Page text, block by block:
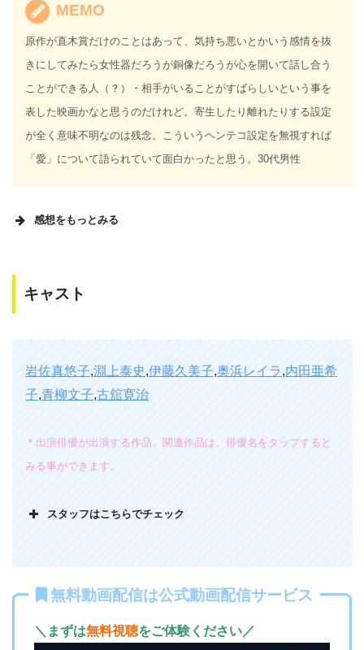
MEMO
原作が直木賞だけのことはあって、気持ち悪いとかいう感情を抜
きにしてみたら女性器だろうが銅像だろうが心を開いて話し合う
ことができる人（？）・相手がいることがすばらしいという事を
表した映画かなと思うのだけれど。寄生したり離れたりする設定
が全く意味不明なのは残念。こういうヘンテコ設定を無視すれば
「愛」について語られていて面白かったと思う。30代男性
感想をもっとみる
「誰にも使ってもらえないお○○こなんて無駄」というセリフ
ストーリー全体として“ホワッ”っとした感じ。そして表面上は
くだらないんだけれど人生とか愛とかに対しての深い考えも
女が物理的な身体の交わりを起点として、身体に出現した人
持ったことが切ない。グリム童話の「カエルの王子様」を彷
キャスト
岩佐真悠子,淵上泰史,伊藤久美子,奥浜レイラ,内田亜希
子,青柳文子,古舘寛治
＊出演俳優が出演する作品、関連作品は、俳優名をタップすると
みる事ができます。
スタッフはこちらでチェック
無料動画配信は公式動画配信サービス
＼まずは無料視聴をご体験ください／